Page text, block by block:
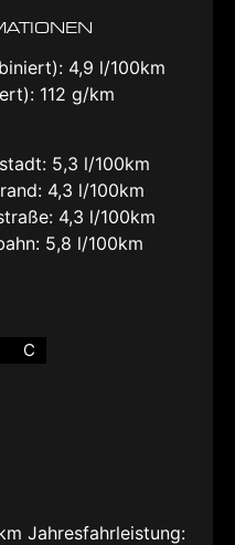
4,9 l/100km
112 g/km
5,3 l/100km
4,3 l/100km
4,3 l/100km
5,8 l/100km
C
Jahresfahrleistung: